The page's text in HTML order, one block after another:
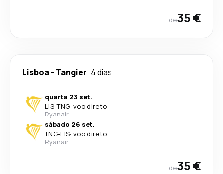
de35 €
Lisboa- Tangier 4 dias
quarta 23 set.
LIS-TNG· voo direto
Ryanair
sábado 26 set.
TNG-LIS· voo direto
Ryanair
de35 €